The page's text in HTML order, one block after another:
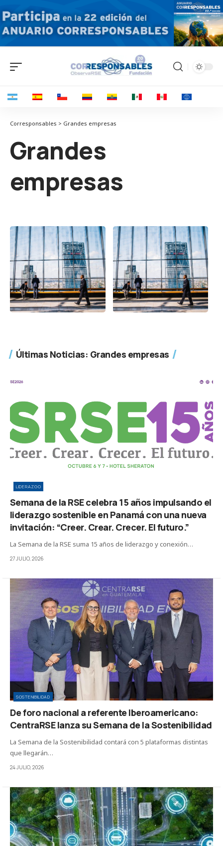
Corresponsables > Grandes empresas
Grandes
empresas
Últimas Noticias: Grandes empresas
LIDERAZGO
Semana de la RSE celebra 15 años impulsando el
liderazgo sostenible en Panamá con una nueva
invitación: “Creer. Crear. Crecer. El futuro.”
La Semana de la RSE suma 15 años de liderazgo y conexión…
27 JULIO, 2026
SOSTENIBILIDAD
De foro nacional a referente Iberoamericano:
CentraRSE lanza su Semana de la Sostenibilidad
La Semana de la Sostenibilidad contará con 5 plataformas distintas
que llegarán…
24 JULIO, 2026